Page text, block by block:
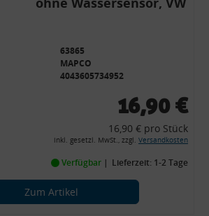
63865
MAPCO
4043605734952
16,90 €
16,90 € pro Stück
inkl. gesetzl. MwSt., zzgl. Versandkosten
Verfügbar Lieferzeit: 1-2 Tage
Zum Artikel